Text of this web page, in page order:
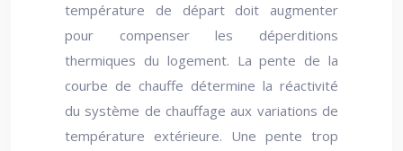
température de départ doit augmenter
pour compenser les déperditions
thermiques du logement. La pente de la
courbe de chauffe détermine la réactivité
du système de chauffage aux variations de
température extérieure. Une pente trop